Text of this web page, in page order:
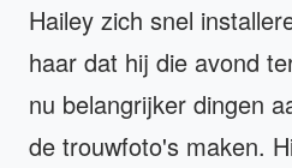
Hailey zich snel
haar dat hij die avond
nu belangrijker dingen
de trouwfoto's maken.